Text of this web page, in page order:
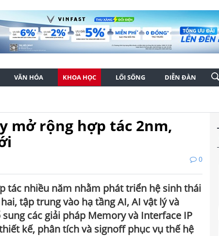
VĂN HÓA KHOA HỌC LỐI SỐNG DIỄN ĐÀN
mở rộng hợp tác 2nm,
0
tác nhiều năm nhằm phát triển hệ sinh thái
tập trung vào hạ tầng AI, AI vật lý và
các giải pháp Memory và Interface IP
kế, phân tích và signoff phục vụ thế hệ